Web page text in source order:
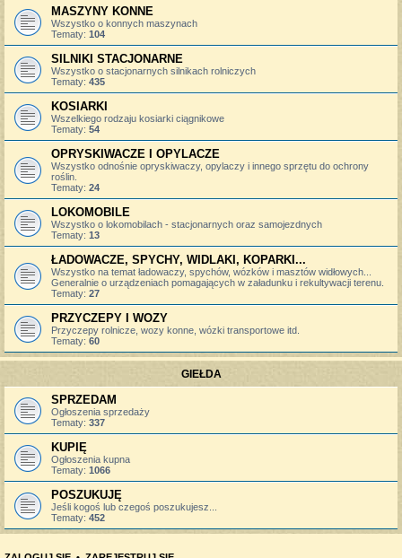
MASZYNY KONNE
Wszystko o konnych maszynach
Tematy: 104
SILNIKI STACJONARNE
Wszystko o stacjonarnych silnikach rolniczych
Tematy: 435
KOSIARKI
Wszelkiego rodzaju kosiarki ciągnikowe
Tematy: 54
OPRYSKIWACZE I OPYLACZE
Wszystko odnośnie opryskiwaczy, opylaczy i innego sprzętu do ochrony
roślin.
Tematy: 24
LOKOMOBILE
Wszystko o lokomobilach - stacjonarnych oraz samojezdnych
Tematy: 13
ŁADOWACZE, SPYCHY, WIDLAKI, KOPARKI...
Wszystko na temat ładowaczy, spychów, wózków i masztów widłowych...
Generalnie o urządzeniach pomagających w załadunku i rekultywacji terenu.
Tematy: 27
PRZYCZEPY I WOZY
Przyczepy rolnicze, wozy konne, wózki transportowe itd.
Tematy: 60
GIEŁDA
SPRZEDAM
Ogłoszenia sprzedaży
Tematy: 337
KUPIĘ
Ogłoszenia kupna
Tematy: 1066
POSZUKUJĘ
Jeśli kogoś lub czegoś poszukujesz...
Tematy: 452